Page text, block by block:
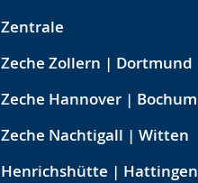
Zentrale
Zeche Zollern | Dortmund
Zeche Hannover | Bochum
Zeche Nachtigall | Witten
Henrichshütte | Hattingen